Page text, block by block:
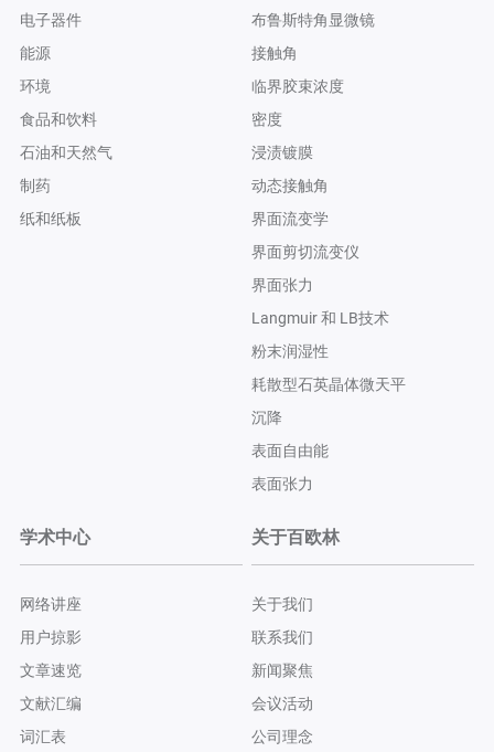
电子器件
能源
环境
食品和饮料
石油和天然气
制药
纸和纸板
布鲁斯特角显微镜
接触角
临界胶束浓度
密度
浸渍镀膜
动态接触角
界面流变学
界面剪切流变仪
界面张力
Langmuir 和 LB技术
粉末润湿性
耗散型石英晶体微天平
沉降
表面自由能
表面张力
学术中心
网络讲座
用户掠影
文章速览
文献汇编
词汇表
关于百欧林
关于我们
联系我们
新闻聚焦
会议活动
公司理念